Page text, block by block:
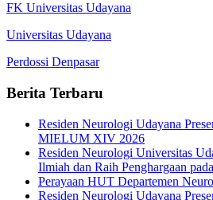
FK Universitas Udayana
Universitas Udayana
Perdossi Denpasar
Berita Terbaru
Residen Neurologi Udayana
MIELUM XIV 2026
Residen Neurologi Universitas
Ilmiah dan Raih Penghargaan
Perayaan HUT Departemen
Residen Neurologi Udayana